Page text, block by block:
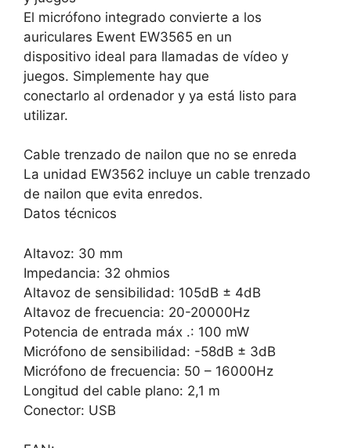
El micrófono integrado convierte a los
auriculares Ewent EW3565 en un
dispositivo ideal para llamadas de vídeo y
juegos. Simplemente hay que
conectarlo al ordenador y ya está listo para
utilizar.
Cable trenzado de nailon que no se enreda
La unidad EW3562 incluye un cable trenzado
de nailon que evita enredos.
Datos técnicos
Altavoz: 30 mm
Impedancia: 32 ohmios
Altavoz de sensibilidad: 105dB ± 4dB
Altavoz de frecuencia: 20-20000Hz
Potencia de entrada máx .: 100 mW
Micrófono de sensibilidad: -58dB ± 3dB
Micrófono de frecuencia: 50 – 16000Hz
Longitud del cable plano: 2,1 m
Conector: USB